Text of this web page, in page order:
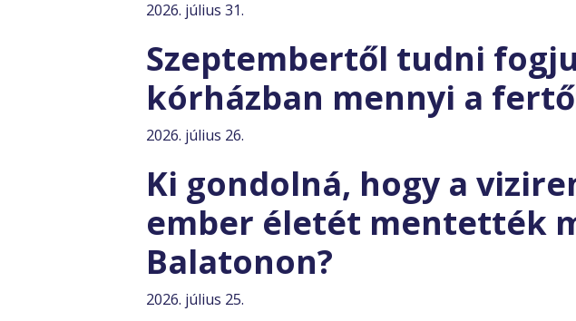
2026. július 31.
Szeptembertől tudni
kórházban mennyi a
2026. július 26.
Ki gondolná, hogy a
ember életét mentették
Balatonon?
2026. július 25.